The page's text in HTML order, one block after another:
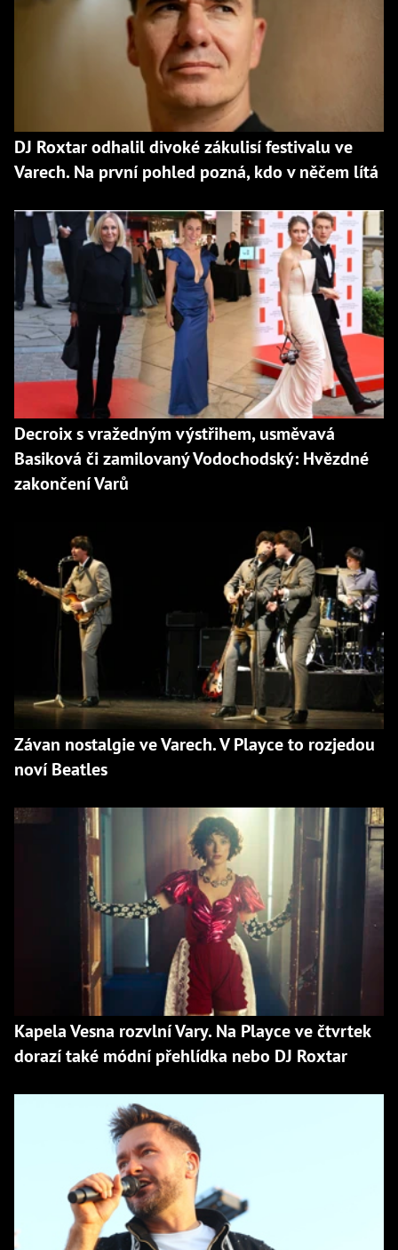
DJ Roxtar odhalil divoké zákulisí festivalu ve
Varech. Na první pohled pozná, kdo v něčem lítá
Decroix s vražedným výstřihem, usměvavá
Basiková či zamilovaný Vodochodský: Hvězdné
zakončení Varů
Závan nostalgie ve Varech. V Playce to rozjedou
noví Beatles
Kapela Vesna rozvlní Vary. Na Playce ve čtvrtek
dorazí také módní přehlídka nebo DJ Roxtar